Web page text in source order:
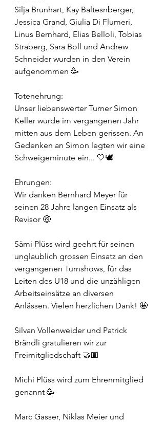
Silja Brunhart, Kay Baltesnberger,
Jessica Grand, Giulia Di Flumeri,
Linus Bernhard, Elias Belloli, Tobias
Straberg, Sara Boll und Andrew
Schneider wurden in den Verein
aufgenommen 🥳
Totenehrung:
Unser liebenswerter Turner Simon
Keller wurde im vergangenen Jahr
mitten aus dem Leben gerissen. An
Gedenken an Simon legten wir eine
Schweigeminute ein... 🤍🕊️
Ehrungen:
Wir danken Bernhard Meyer für
seinen 28 Jahre langen Einsatz als
Revisor 🤑
Sämi Plüss wird geehrt für seinen
unglaublich grossen Einsatz an den
vergangenen Turnshows, für das
Leiten des U18 und die unzähligen
Arbeitseinsätze an diversen
Anlässen. Vielen herzlichen Dank! 🤩
Silvan Vollenweider und Patrick
Brändli gratulieren wir zur
Freimitgliedschaft 🤝🏼
Michi Plüss wird zum Ehrenmitglied
genannt 🥳
Marc Gasser, Niklas Meier und